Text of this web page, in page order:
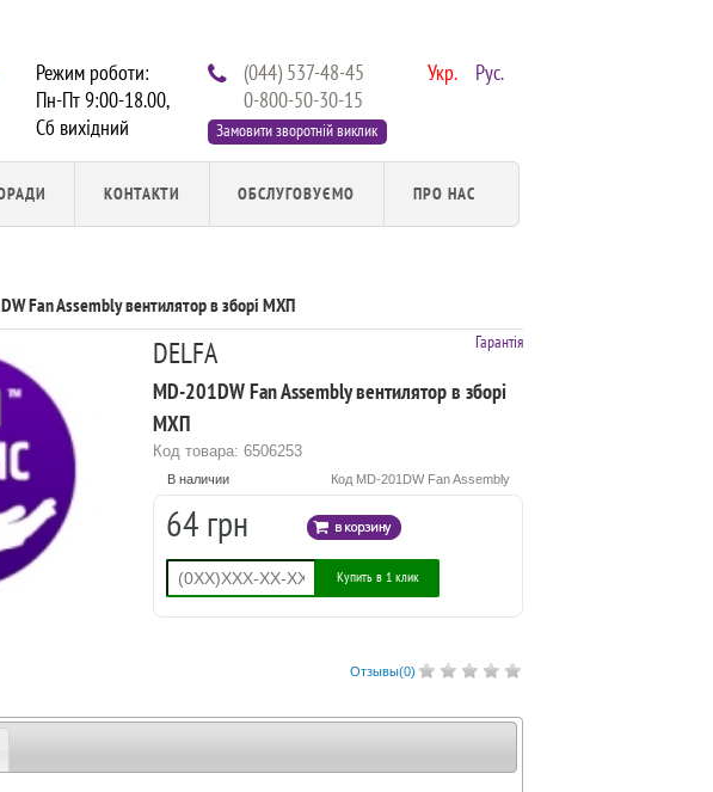
Укр. Рус.
(044) 537-48-45
0-800-50-30-15
Замовити зворотній виклик
Режим роботи:
Пн-Пт 9:00-18.00,
Сб вихiдний
КОНТАКТИ ОБСЛУГОВУЄМО ПРО НАС
Fan Assembly вентилятор в зборі МХП
Гарантія
DELFA
MD-201DW Fan Assembly вентилятор в зборі
МХП
Код товара: 6506253
Код MD-201DW Fan Assembly
В наличии
64 грн
Купить в 1 клик
Отзывы(0)